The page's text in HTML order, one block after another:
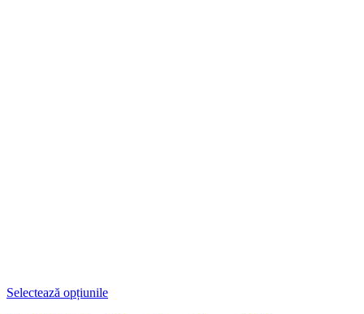
Selectează opțiunile